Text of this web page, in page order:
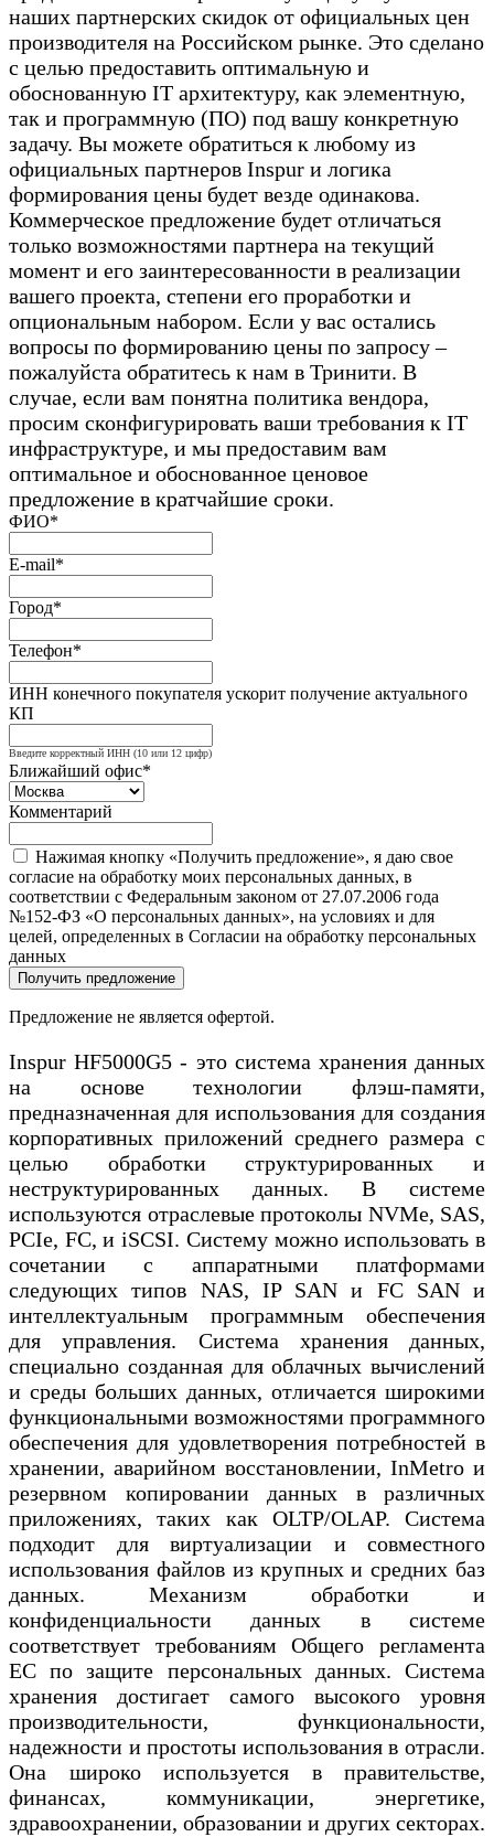
наших партнерских скидок от официальных цен
производителя на Российском рынке. Это сделано
с целью предоставить оптимальную и
обоснованную IT архитектуру, как элементную,
так и программную (ПО) под вашу конкретную
задачу. Вы можете обратиться к любому из
официальных партнеров Inspur и логика
формирования цены будет везде одинакова.
Коммерческое предложение будет отличаться
только возможностями партнера на текущий
момент и его заинтересованности в реализации
вашего проекта, степени его проработки и
опциональным набором. Если у вас остались
вопросы по формированию цены по запросу –
пожалуйста обратитесь к нам в Тринити. В
случае, если вам понятна политика вендора,
просим сконфигурировать ваши требования к IT
инфраструктуре, и мы предоставим вам
оптимальное и обоснованное ценовое
предложение в кратчайшие сроки.
ФИО*
E-mail*
Город*
Телефон*
ИНН конечного покупателя ускорит получение актуального
КП
Введите корректный ИНН (10 или 12 цифр)
Ближайший офис*
Комментарий
Нажимая кнопку «Получить предложение», я даю свое
согласие на обработку моих персональных данных, в
соответствии с Федеральным законом от 27.07.2006 года
№152-ФЗ «О персональных данных», на условиях и для
целей, определенных в Согласии на обработку персональных
данных
Получить предложение
Предложение не является офертой.
Inspur HF5000G5 - это система хранения данных
на основе технологии флэш-памяти,
предназначенная для использования для создания
корпоративных приложений среднего размера с
целью обработки структурированных и
неструктурированных данных. В системе
используются отраслевые протоколы NVMe, SAS,
PCIe, FC, и iSCSI. Систему можно использовать в
сочетании с аппаратными платформами
следующих типов NAS, IP SAN и FC SAN и
интеллектуальным программным обеспечения
для управления. Система хранения данных,
специально созданная для облачных вычислений
и среды больших данных, отличается широкими
функциональными возможностями программного
обеспечения для удовлетворения потребностей в
хранении, аварийном восстановлении, InMetro и
резервном копировании данных в различных
приложениях, таких как OLTP/OLAP. Система
подходит для виртуализации и совместного
использования файлов из крупных и средних баз
данных. Механизм обработки и
конфиденциальности данных в системе
соответствует требованиям Общего регламента
ЕС по защите персональных данных. Система
хранения достигает самого высокого уровня
производительности, функциональности,
надежности и простоты использования в отрасли.
Она широко используется в правительстве,
финансах, коммуникации, энергетике,
здравоохранении, образовании и других секторах.